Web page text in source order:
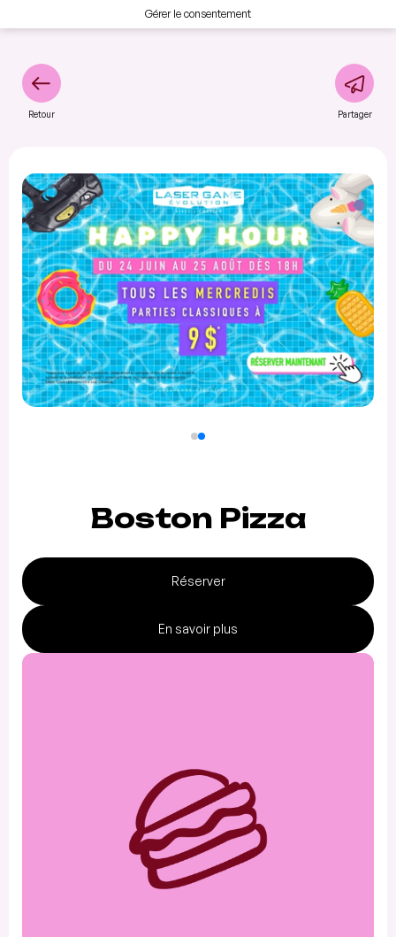
Gérer le consentement
Retour Partager
Boston Pizza
Réserver
En savoir plus